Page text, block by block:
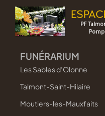
FUNÉRARIUM
Les Sables d’Olonne
Talmont-Saint-Hilaire
Moutiers-les-Mauxfaits